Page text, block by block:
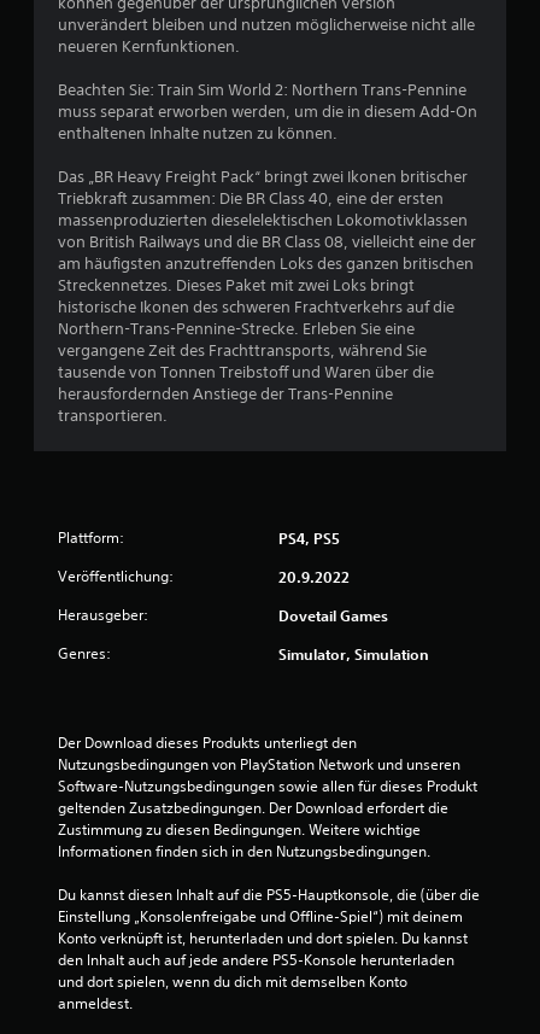
B
w
e
r
t
g
S
e
r
unverändert bleiben und nutzen möglicherweise nicht alle
neueren Kernfunktionen.
Beachten Sie: Train Sim World 2: Northern Trans-Pennine
muss separat erworben werden, um die in diesem Add-On
enthaltenen Inhalte nutzen zu können.
Das „BR Heavy Freight Pack“ bringt zwei Ikonen britischer
Triebkraft zusammen: Die BR Class 40, eine der ersten
massenproduzierten dieselelektischen Lokomotivklassen
von British Railways und die BR Class 08, vielleicht eine der
am häufigsten anzutreffenden Loks des ganzen britischen
Streckennetzes. Dieses Paket mit zwei Loks bringt
historische Ikonen des schweren Frachtverkehrs auf die
Northern-Trans-Pennine-Strecke. Erleben Sie eine
vergangene Zeit des Frachttransports, während Sie
tausende von Tonnen Treibstoff und Waren über die
herausfordernden Anstiege der Trans-Pennine
transportieren.
Plattform: PS4, PS5
Veröffentlichung: 20.9.2022
Herausgeber: Dovetail Games
Genres: Simulator, Simulation
Der Download dieses Produkts unterliegt den
Nutzungsbedingungen von PlayStation Network und unseren
Software-Nutzungsbedingungen sowie allen für dieses Produkt
geltenden Zusatzbedingungen. Der Download erfordert die
Zustimmung zu diesen Bedingungen. Weitere wichtige
Informationen finden sich in den Nutzungsbedingungen.
Du kannst diesen Inhalt auf die PS5-Hauptkonsole, die (über die
Einstellung „Konsolenfreigabe und Offline-Spiel“) mit deinem
Konto verknüpft ist, herunterladen und dort spielen. Du kannst
den Inhalt auch auf jede andere PS5-Konsole herunterladen
und dort spielen, wenn du dich mit demselben Konto
anmeldest.